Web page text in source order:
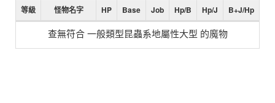
等級 怪物名字 HP Base Job Hp/B Hp/J B+J/Hp
查無符合 一般類型昆蟲系地屬性大型 的魔物